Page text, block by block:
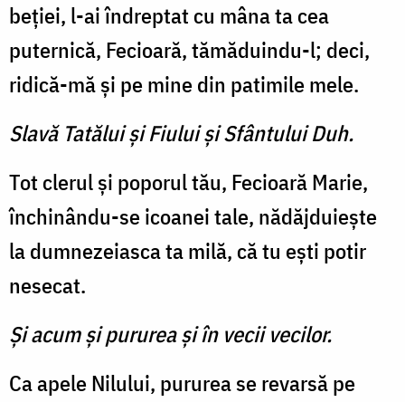
beției, l-ai îndreptat cu mâna ta cea
puternică, Fecioară, tămăduindu-l; deci,
ridică-mă și pe mine din patimile mele.
Slavă Tatălui şi Fiului şi Sfântului Duh.
Tot clerul și poporul tău, Fecioară Marie,
închinându-se icoanei tale, nădăjduiește
la dumnezeiasca ta milă, că tu ești potir
nesecat.
Și acum și pururea și în vecii vecilor.
Ca apele Nilului, pururea se revarsă pe